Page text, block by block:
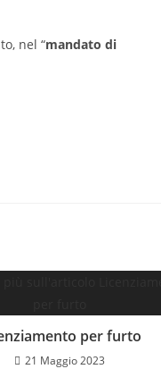
nel “mandato di
per furto
21 Maggio 2023